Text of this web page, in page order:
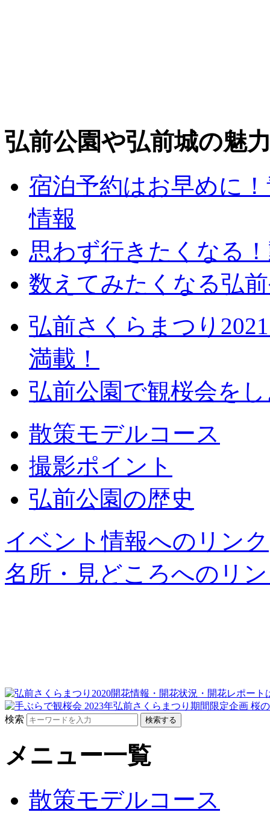
弘前公園や弘前城の魅
宿泊予約はお早めに
情報
思わず行きたくなる
数えてみたくなる弘
弘前さくらまつり
満載！
弘前公園で観桜会を
散策モデルコース
撮影ポイント
弘前公園の歴史
イベント情報へのリンク
名所・見どころへのリ
検索
メニュー一覧
散策モデルコース